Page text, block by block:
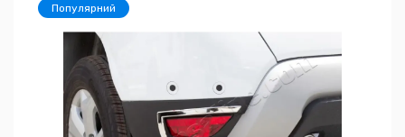
Популярний